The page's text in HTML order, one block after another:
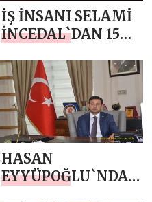
İŞ İNSANI SELAMİ
İNCEDAL`DAN 15
DEMOKRASİ VE
MİLLİ BİRLİK
GÜNÜ MESAJI
HASAN
EYYÜPOĞLU`NDAN